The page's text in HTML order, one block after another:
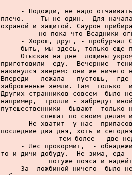
- Подожди, не надо
плечо.  - Ты не один.  Для
охраной и защитой. Саурон
но пока что Всадники
- Хорош, друг, - пробурчал
быть, мы здесь, только еще
Отыскав на дне  лощины
приготовили  еду.  Вечерние
накинулся зверем: они же
Впереди   лежала   пустошь,
заброшенные земли. Там  только
Других странников совсем  было
например,  тролли - забредут
путешественники  бывают
спешат по своим делам
- Не хватит  у нас
последние два дня, хоть и
тем более - две
- Лес прокормит,  -
то и дичи добуду.  Не зима, еда
потуже пояса и
За  ложбиной ничего  было